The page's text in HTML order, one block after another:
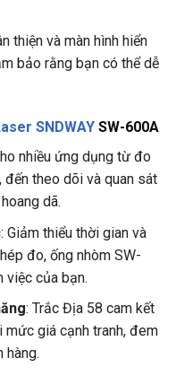
thiện và màn hình hiển
bảo rằng bạn có thể dễ
SNDWAY SW-600A
nhiều ứng dụng từ đo
theo dõi và quan sát
dã.
: Giảm thiểu thời gian và
đo, ống nhòm SW-
việc của bạn.
: Trắc Địa 58 cam kết
giá cạnh tranh, đem
hàng.